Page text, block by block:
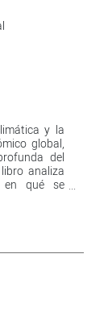
y la
global,
del
analiza
en qué se
el sector
de
y en la
el libro